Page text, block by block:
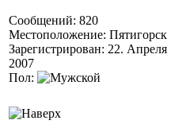
Сообщений: 820
Местоположение: Пятигорск
Зарегистрирован: 22. Апреля
2007
Пол: